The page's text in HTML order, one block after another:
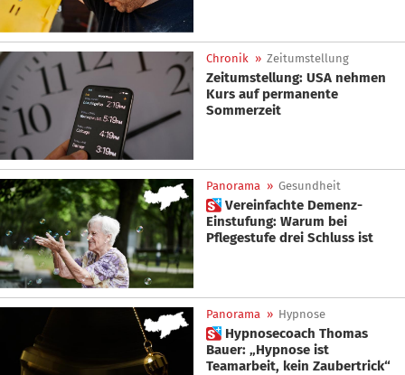
Chronik » Zeitumstellung
Zeitumstellung: USA nehmen
Kurs auf permanente
Sommerzeit
Panorama » Gesundheit
 Vereinfachte Demenz-
Einstufung: Warum bei
Pflegestufe drei Schluss ist
Panorama » Hypnose
 Hypnosecoach Thomas
Bauer: „Hypnose ist
Teamarbeit, kein Zaubertrick“